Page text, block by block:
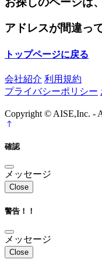
アドレスが間違っ
トップページに戻る
会社紹介 利用規約
プライバシーポリシー
Copyright © AISE,Inc. -
確認
メッセージ
Close
警告！！
メッセージ
Close